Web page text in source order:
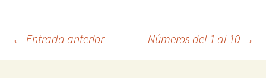
Navegación
← Entrada anterior Números del 1 al 10 →